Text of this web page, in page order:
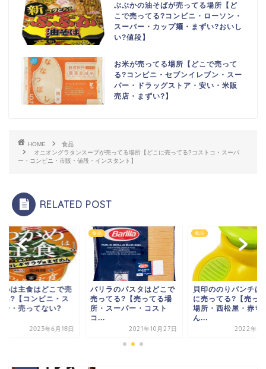
ぶぶかの油そばが売ってる場所【ど
こで売ってる?コンビニ・ローソン・
スーパー・カップ麺・まずい?おいし
い?値段】
お米が売ってる場所【どこで売って
る?コンビニ・セブンイレブン・スー
パー・ドラッグストア・安い・米販
売店・まずい?】
HOME
食品
オニオングラタンスープが売ってる場所【どこに売ってる?コストコ・スーパ
ー・コンビニ・市販・値段・インスタント】
RELATED POST
めは主食はどこで売
る?【コンビニ・ス
ー・売ってない?
2023年6月18日
食品
バリラのパスタはどこで
売ってる?【売ってる場
所・スーパー・コスト
コ...
2021年10月27日
食品
貝印ののりパンチは
に売ってる?【売っ
場所・西松屋・赤ち
ん...
2022年5